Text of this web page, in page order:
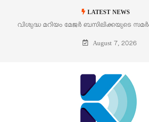
LATEST NEWS
‘പെറ്റൽസ്’ ലൈഫ് സ്റ്റൈൽ എക്സിബിഷനും
പെരുമാനൂരിൽ
August 7, 2026